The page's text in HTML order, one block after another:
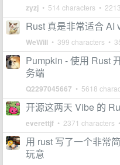
zyzj • 514 characters •
Rust 真是非常适合 AI
WeWill • 399 characters •
Pumpkin - 使用 Rust
务端
Q2297045667 • 5618
开源这两天 Vibe 的
everettjf • 2371 characters
用 rust 写了一个非常
玩意